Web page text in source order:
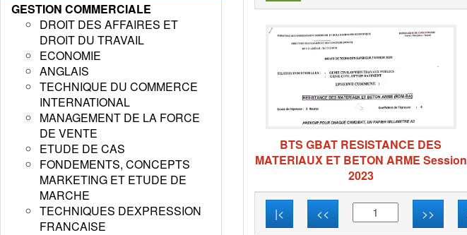
GESTION COMMERCIALE
DROIT DES AFFAIRES ET
DROIT DU TRAVAIL
ECONOMIE
ANGLAIS
TECHNIQUE DU COMMERCE
INTERNATIONAL
MANAGEMENT DE LA FORCE
DE VENTE
ETUDE DE CAS
FONDEMENTS, CONCEPTS
MARKETING ET ETUDE DE
MARCHE
TECHNIQUES DEXPRESSION
FRANCAISE
BTS GBAT RESISTANCE DES
MATERIAUX ET BETON ARME Session
2023
|< << >>